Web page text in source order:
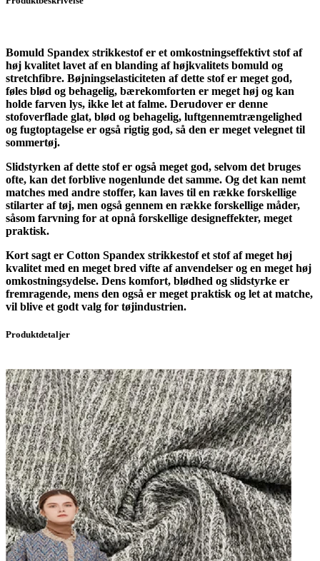
Bomuld Spandex strikkestof er et omkostningseffektivt stof af
høj kvalitet lavet af en blanding af højkvalitets bomuld og
stretchfibre. Bøjningselasticiteten af ​​dette stof er meget god,
føles blød og behagelig, bærekomforten er meget høj og kan
holde farven lys, ikke let at falme. Derudover er denne
stofoverflade glat, blød og behagelig, luftgennemtrængelighed
og fugtoptagelse er også rigtig god, så den er meget velegnet til
sommertøj.
Slidstyrken af ​​dette stof er også meget god, selvom det bruges
ofte, kan det forblive nogenlunde det samme. Og det kan nemt
matches med andre stoffer, kan laves til en række forskellige
stilarter af tøj, men også gennem en række forskellige måder,
såsom farvning for at opnå forskellige designeffekter, meget
praktisk.
Kort sagt er Cotton Spandex strikkestof et stof af meget høj
kvalitet med en meget bred vifte af anvendelser og en meget høj
omkostningsydelse. Dens komfort, blødhed og slidstyrke er
fremragende, mens den også er meget praktisk og let at matche,
vil blive et godt valg for tøjindustrien.
Produktdetaljer